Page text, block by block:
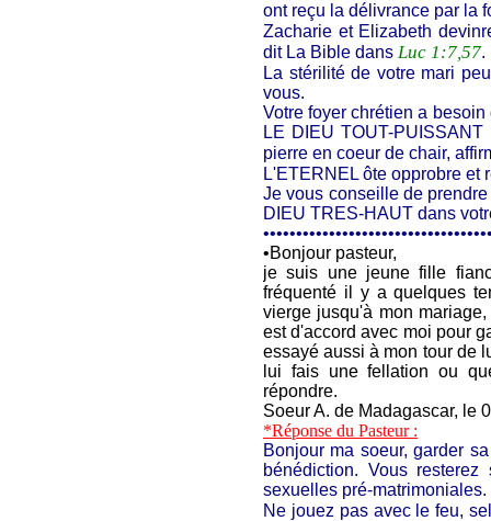
ont reçu la délivrance par la
Zacharie et Elizabeth
dit La Bible dans Luc 1:7,57.
La stérilité de votre mari
vous.
Votre foyer chrétien a
LE DIEU TOUT-
pierre en coeur de chair,
L'ETERNEL ôte opprobre et
Je vous conseille de
DIEU TRES-HAUT dans
•Bonjour pasteur,
je suis une jeune fille
fréquenté il y a quelques
vierge jusqu'à mon
est d'accord avec moi pour
essayé aussi à mon tour de
lui fais une fellation ou
répondre.
Soeur A. de Madagascar, le
*Réponse du Pasteur :
Bonjour ma soeur, garder
bénédiction. Vous
sexuelles pré-matrimoniales.
Ne jouez pas avec le feu,